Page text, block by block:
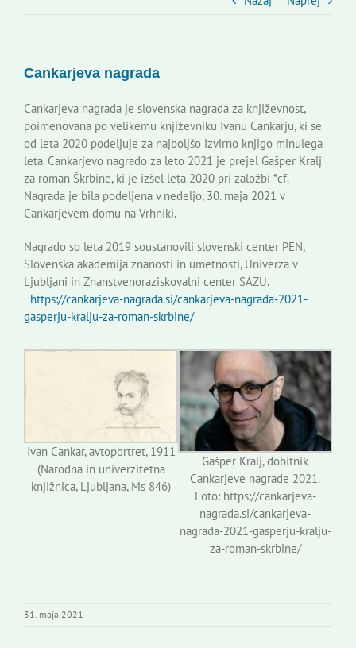
Kontakti
Novi odmev – naše glasilo
Založništvo
Koristne informacije
Cankarjeva nagrada
Cankarjeva nagrada je slovenska nagrada za književnost,
poimenovana po velikemu književniku Ivanu Cankarju, ki se
od leta 2020 podeljuje za najboljšo izvirno knjigo minulega
leta. Cankarjevo nagrado za leto 2021 je prejel Gašper Kralj
za roman Škrbine, ki je izšel leta 2020 pri založbi *cf.
Nagrada je bila podeljena v nedeljo, 30. maja 2021 v
Cankarjevem domu na Vrhniki.
Nagrado so leta 2019 soustanovili slovenski center PEN,
Slovenska akademija znanosti in umetnosti, Univerza v
Ljubljani in Znanstvenoraziskovalni center SAZU.
https://cankarjeva-nagrada.si/cankarjeva-nagrada-2021-
gasperju-kralju-za-roman-skrbine/
Ivan Cankar, avtoportret, 1911
(Narodna in univerzitetna
knjižnica, Ljubljana, Ms 846)
Gašper Kralj, dobitnik
Cankarjeve nagrade 2021.
Foto: https://cankarjeva-
nagrada.si/cankarjeva-
nagrada-2021-gasperju-kralju-
za-roman-skrbine/
31. maja 2021